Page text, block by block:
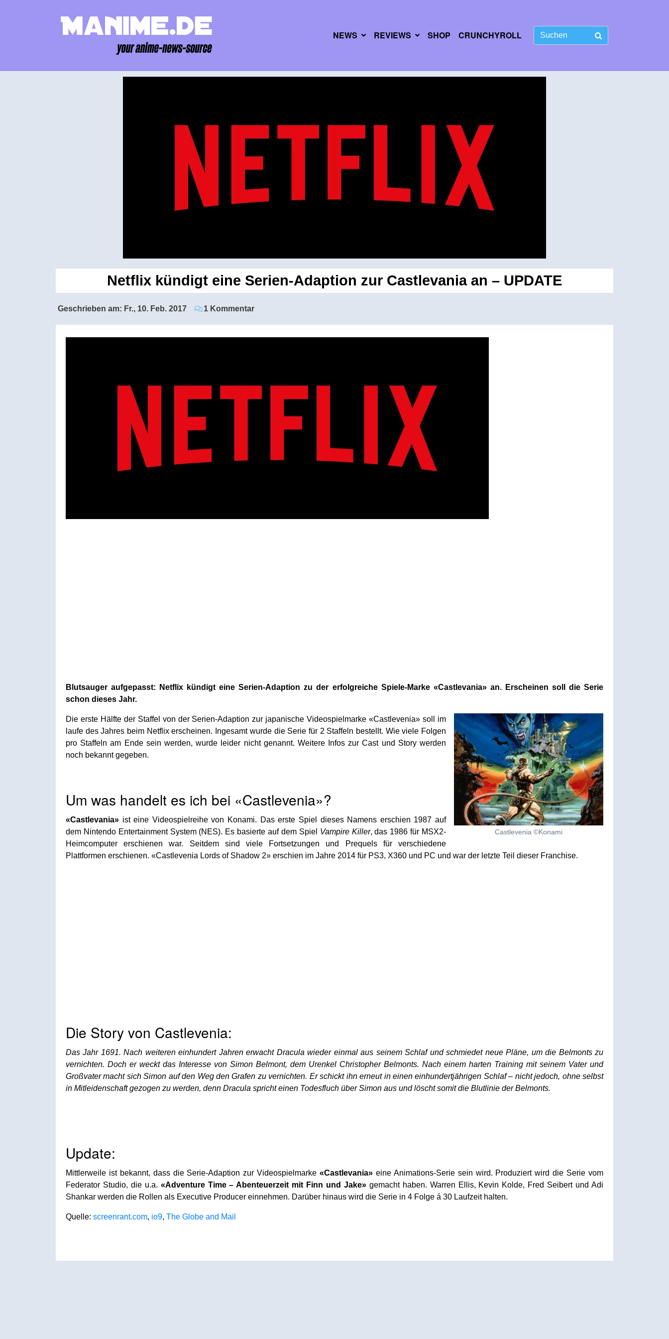
NEWS REVIEWS SHOP CRUNCHYROLL
Netflix kündigt eine Serien-Adaption zur Castlevania an – UPDATE
Geschrieben am: Fr., 10. Feb. 2017 1 Kommentar
Blutsauger aufgepasst: Netflix kündigt eine Serien-Adaption zu der erfolgreiche Spiele-Marke «Castlevania» an. Erscheinen soll die Serie
schon dieses Jahr.
Castlevenia ©Konami
Die erste Hälfte der Staffel von der Serien-Adaption zur japanische Videospielmarke «Castlevenia» soll im
laufe des Jahres beim Netflix erscheinen. Ingesamt wurde die Serie für 2 Staffeln bestellt. Wie viele Folgen
pro Staffeln am Ende sein werden, wurde leider nicht genannt. Weitere Infos zur Cast und Story werden
noch bekannt gegeben.
Um was handelt es ich bei «Castlevenia»?
«Castlevania» ist eine Videospielreihe von Konami. Das erste Spiel dieses Namens erschien 1987 auf
dem Nintendo Entertainment System (NES). Es basierte auf dem Spiel Vampire Killer, das 1986 für MSX2-
Heimcomputer erschienen war. Seitdem sind viele Fortsetzungen und Prequels für verschiedene
Plattformen erschienen. «Castlevenia Lords of Shadow 2» erschien im Jahre 2014 für PS3, X360 und PC und war der letzte Teil dieser Franchise.
Die Story von Castlevenia:
Das Jahr 1691.Nach weiteren einhundert Jahren erwacht Dracula wieder einmal aus seinem Schlaf und schmiedet neue Pläne, um die Belmonts zu
vernichten. Doch er weckt das Interesse von Simon Belmont, dem Urenkel Christopher Belmonts. Nach einem harten Training mit seinem Vater und
Großvater macht sich Simon auf den Weg den Grafen zu vernichten. Er schickt ihn erneut in einen einhundertjährigen Schlaf – nicht jedoch, ohne selbst
in Mitleidenschaft gezogen zu werden, denn Dracula spricht einen Todesfluch über Simon aus und löscht somit die Blutlinie der Belmonts.
Update:
Mittlerweile ist bekannt, dass die Serie-Adaption zur Videospielmarke«Castlevania» eine Animations-Serie sein wird. Produziert wird die Serie vom
Federator Studio, die u.a. «Adventure Time – Abenteuerzeit mit Finn und Jake»gemacht haben. Warren Ellis, Kevin Kolde, Fred Seibert und Adi
Shankar werden die Rollen als Executive Producer einnehmen. Darüber hinaus wird die Serie in 4 Folge á 30 Laufzeit halten.
Quelle: screenrant.com, io9, The Globe and Mail